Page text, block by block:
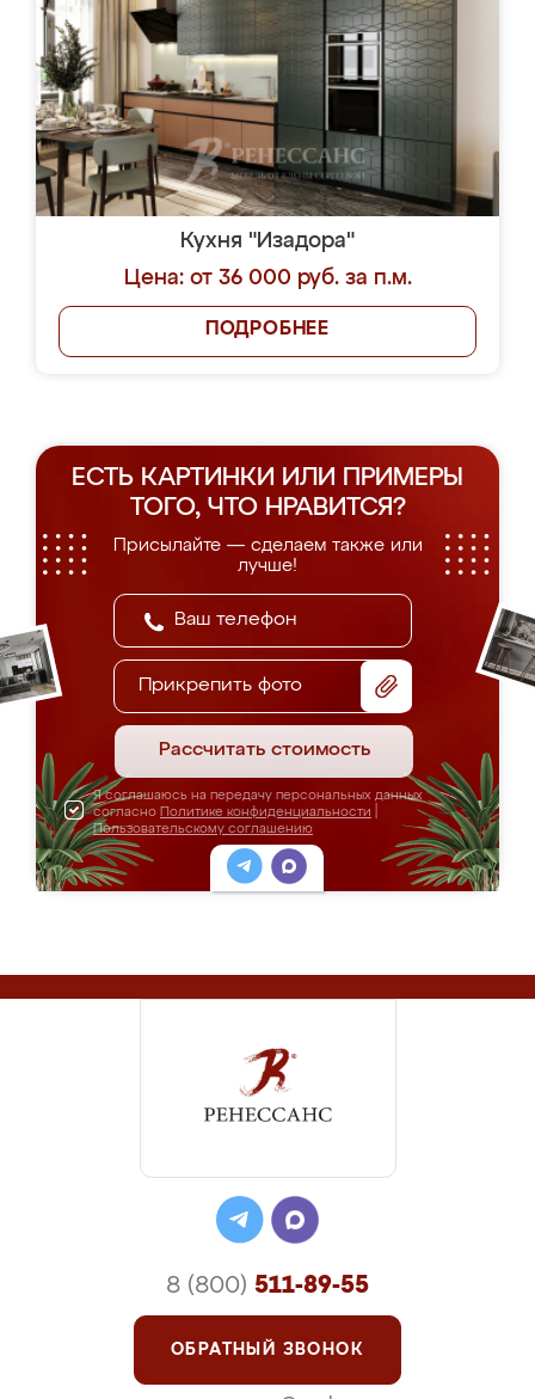
Кухня "Изадора"
Цена: от 36 000 руб. за п.м.
ПОДРОБНЕЕ
ЕСТЬ КАРТИНКИ ИЛИ ПРИМЕРЫ
ТОГО, ЧТО НРАВИТСЯ?
Присылайте — сделаем также или
лучше!
Прикрепить фото
Рассчитать стоимость
Я соглашаюсь на передачу персональных данных
согласно Политике конфиденциальности
Пользовательскому соглашению
8 (800) 511-89-55
ОБРАТНЫЙ ЗВОНОК